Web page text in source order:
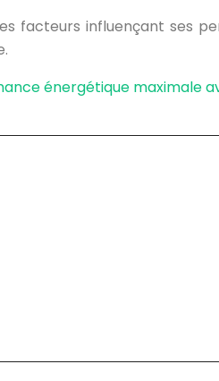
facteurs influençant ses
énergétique maximale